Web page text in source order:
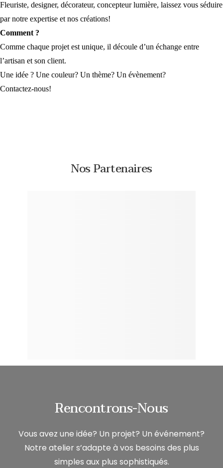
Fleuriste, designer, décorateur, concepteur lumière, laissez vous séduire
par notre expertise et nos créations!
Comment ?
Comme chaque projet est unique, il découle d’un échange entre
l’artisan et son client.
Une idée ? Une couleur? Un thème? Un évènement?
Contactez-nous!
Nos Partenaires
Rencontrons-Nous
Vous avez une idée? Un projet? Un événement?
Notre atelier s’adapte à vos besoins des plus
simples aux plus sophistiqués.